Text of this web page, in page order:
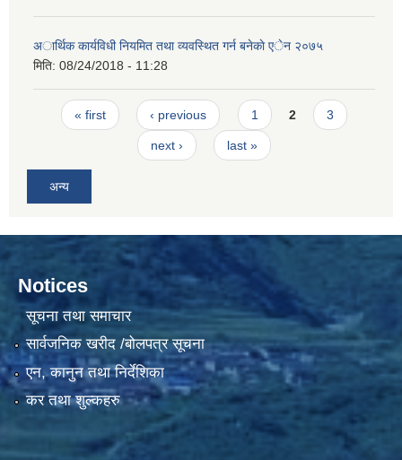
अार्थिक कार्यविधी नियमित तथा व्यवस्थित गर्न बनेकाे एेन २०७५
मिति: 08/24/2018 - 11:28
Pages
« first ‹ previous 1 2 3
next › last »
अन्य
Notices
सूचना तथा समाचार
सार्वजनिक खरीद /बोलपत्र सूचना
एन, कानुन तथा निर्देशिका
कर तथा शुल्कहरु